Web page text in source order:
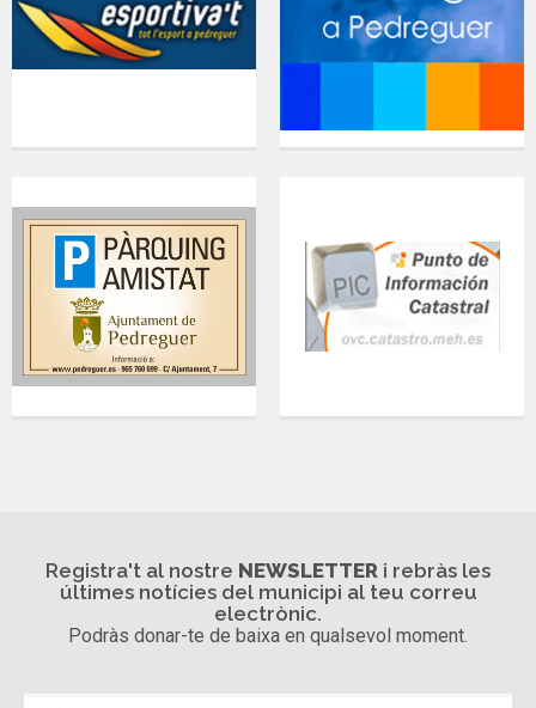
Registra't al nostre NEWSLETTER i rebràs les
últimes notícies del municipi al teu correu
electrònic.
Podràs donar-te de baixa en qualsevol moment.